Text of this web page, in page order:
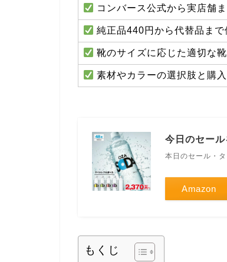
コンバース公式から実店舗
純正品440円から代替品ま
靴のサイズに応じた適切な
素材やカラーの選択肢と購
今日のセール
本日のセール・
Amazon
もくじ